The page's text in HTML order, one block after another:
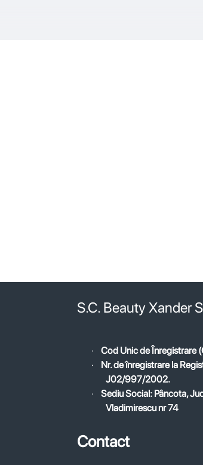
S.C. Beauty Xander
·
Cod Unic de Înregistrare
·
Nr. de înregistrare la
J02/997/2002.
·
Sediu Social: Pâncota,
Vladimirescu nr 74
Contact